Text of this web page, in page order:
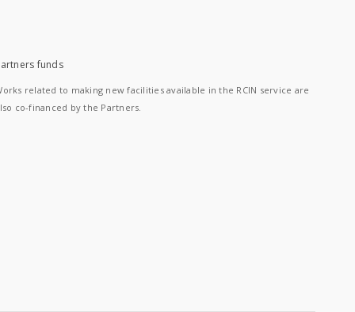
funds
related to making new facilities available in the RCIN service are
co-financed by the Partners.